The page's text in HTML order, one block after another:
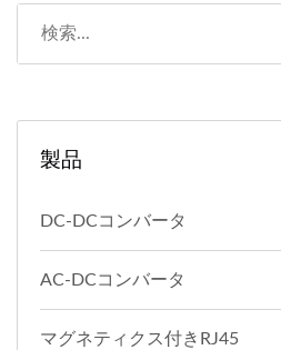
製品
DC-DCコンバータ
AC-DCコンバータ
マグネティクス付きRJ45